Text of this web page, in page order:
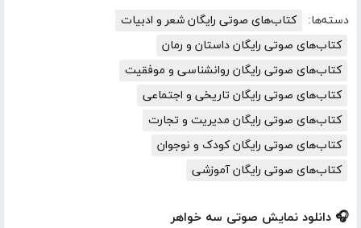
دسته‌ها:
کتاب‌های صوتی رایگان شعر و ادبیات
کتاب‌های صوتی رایگان داستان و رمان
کتاب‌های صوتی رایگان روانشناسی و موفقیت
کتاب‌های صوتی رایگان تاریخی و اجتماعی
کتاب‌های صوتی رایگان مدیریت و تجارت
کتاب‌های صوتی رایگان کودک و نوجوان
کتاب‌های صوتی رایگان آموزشی
🎧 دانلود نمایش صوتی سه خواهر